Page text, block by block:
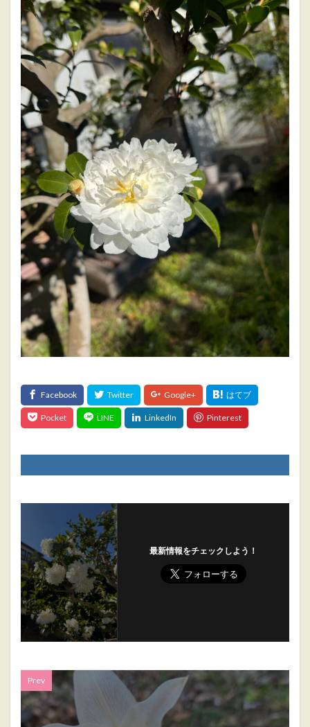
最新情報をチェックしよう！
Prev